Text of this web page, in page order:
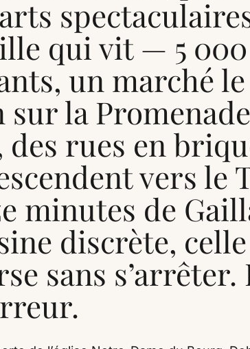
qui vit — 5 000
un marché
la
des rues en
vers le
minutes de
discrète, celle
sans s’arrêter.